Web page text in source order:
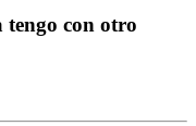
tengo con otro